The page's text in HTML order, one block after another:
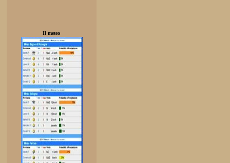
Il meteo